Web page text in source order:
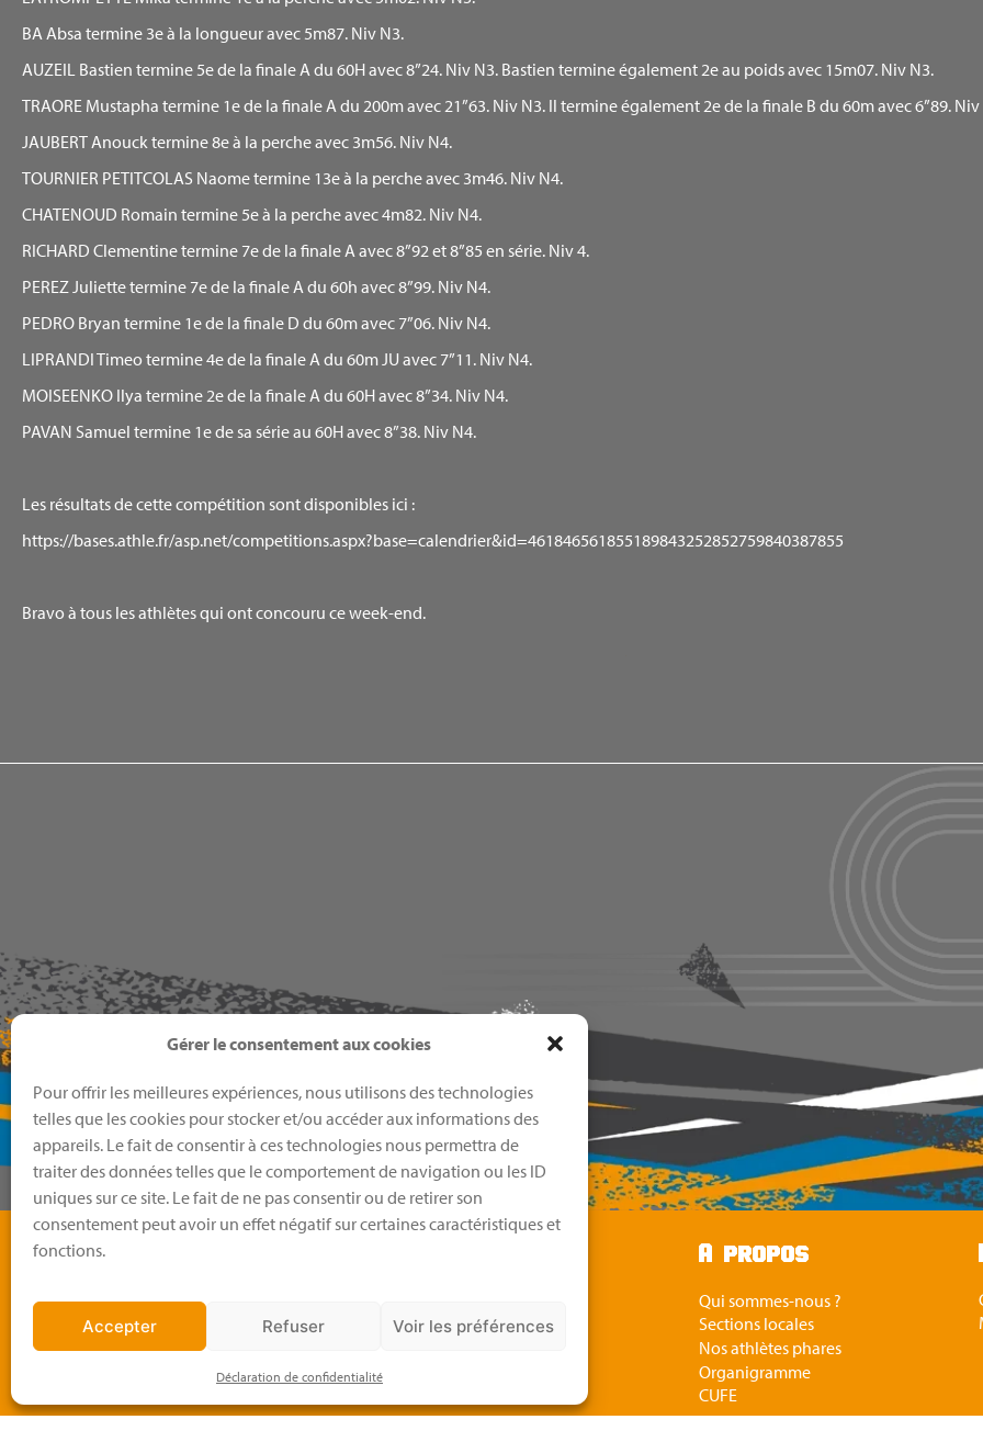
Gérer le consentement aux cookies
Pour offrir les meilleures expériences, nous utilisons des technologies
telles que les cookies pour stocker et/ou accéder aux informations des
appareils. Le fait de consentir à ces technologies nous permettra de
traiter des données telles que le comportement de navigation ou les ID
uniques sur ce site. Le fait de ne pas consentir ou de retirer son
consentement peut avoir un effet négatif sur certaines caractéristiques et
fonctions.
Accepter Refuser Voir les préférences
Déclaration de confidentialité
BA Absa termine 3e à la longueur avec 5m87. Niv N3.
AUZEIL Bastien termine 5e de la finale A du 60H avec 8”24. Niv N3. Bastien termine également 2e au poids avec 15m07. Niv N3.
TRAORE Mustapha termine 1e de la finale A du 200m avec 21”63. Niv N3. Il termine également 2e de la finale B du 60m avec 6”89.
JAUBERT Anouck termine 8e à la perche avec 3m56. Niv N4.
TOURNIER PETITCOLAS Naome termine 13e à la perche avec 3m46. Niv N4.
CHATENOUD Romain termine 5e à la perche avec 4m82. Niv N4.
RICHARD Clementine termine 7e de la finale A avec 8”92 et 8”85 en série. Niv 4.
PEREZ Juliette termine 7e de la finale A du 60h avec 8”99. Niv N4.
PEDRO Bryan termine 1e de la finale D du 60m avec 7”06. Niv N4.
LIPRANDI Timeo termine 4e de la finale A du 60m JU avec 7”11. Niv N4.
MOISEENKO Ilya termine 2e de la finale A du 60H avec 8”34. Niv N4.
PAVAN Samuel termine 1e de sa série au 60H avec 8”38. Niv N4.
Les résultats de cette compétition sont disponibles ici :
https://bases.athle.fr/asp.net/competitions.aspx?base=calendrier&id=461846561855189843252852759840387855
Bravo à tous les athlètes qui ont concouru ce week-end.
Boutique
A propos
Qui sommes-nous ?
Sections locales
Nos athlètes phares
Organigramme
CUFE